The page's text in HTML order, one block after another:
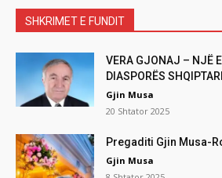
SHKRIMET E FUNDIT
VERA GJONAJ – NJË
DIASPORËS
Gjin Musa
20 Shtator 2025
Pregaditi Gjin Musa-
Gjin Musa